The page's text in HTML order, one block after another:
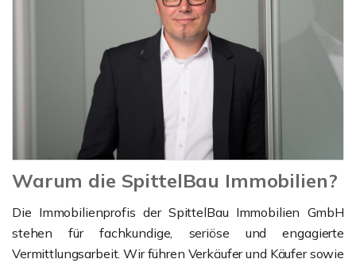
Warum die SpittelBau Immobilien?
Die Immobilienprofis der SpittelBau Immobilien GmbH
stehen für fachkundige, seriöse und engagierte
Vermittlungsarbeit. Wir führen Verkäufer und Käufer sowie